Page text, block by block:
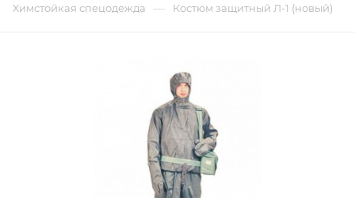
Химстойкая спецодежда — Костюм защитный Л-1 (новый)